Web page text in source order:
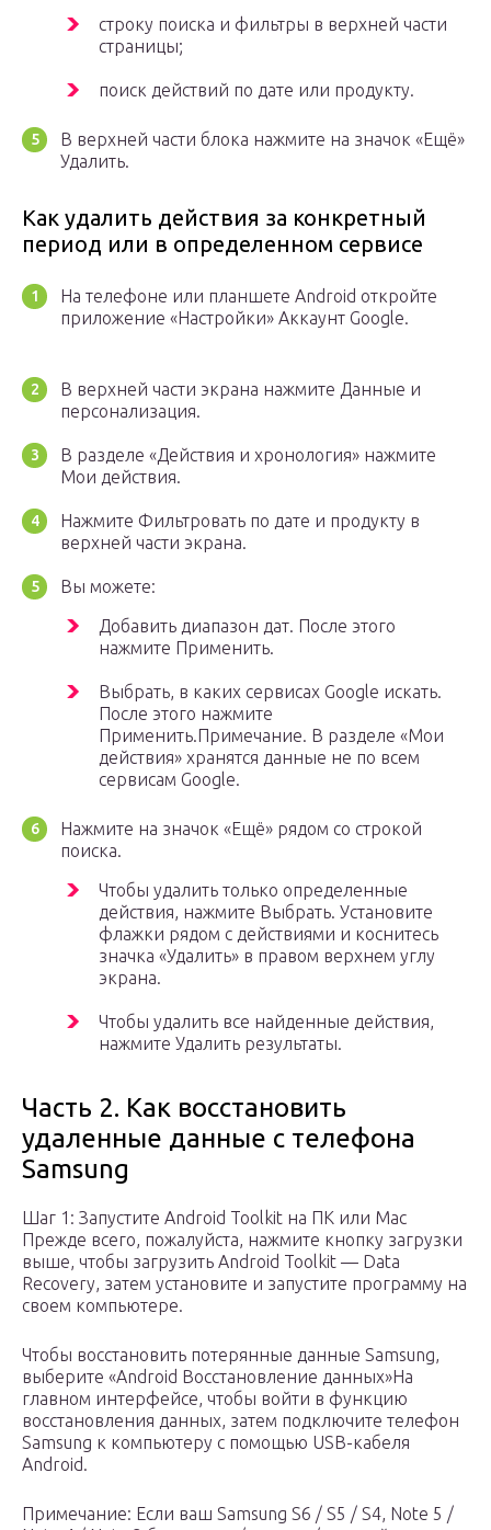
строку поиска и фильтры в верхней части
страницы;
поиск действий по дате или продукту.
В верхней части блока нажмите на значок «Ещё»
Удалить.
Как удалить действия за конкретный
период или в определенном сервисе
На телефоне или планшете Android откройте
приложение «Настройки» Аккаунт Google.
В верхней части экрана нажмите Данные и
персонализация.
В разделе «Действия и хронология» нажмите
Мои действия.
Нажмите Фильтровать по дате и продукту в
верхней части экрана.
Вы можете:
Добавить диапазон дат. После этого
нажмите Применить.
Выбрать, в каких сервисах Google искать.
После этого нажмите
Применить.Примечание. В разделе «Мои
действия» хранятся данные не по всем
сервисам Google.
Нажмите на значок «Ещё» рядом со строкой
поиска.
Чтобы удалить только определенные
действия, нажмите Выбрать. Установите
флажки рядом с действиями и коснитесь
значка «Удалить» в правом верхнем углу
экрана.
Чтобы удалить все найденные действия,
нажмите Удалить результаты.
Часть 2. Как восстановить
удаленные данные с телефона
Samsung
Шаг 1: Запустите Android Toolkit на ПК или Mac
Прежде всего, пожалуйста, нажмите кнопку загрузки
выше, чтобы загрузить Android Toolkit — Data
Recovery, затем установите и запустите программу на
своем компьютере.
Чтобы восстановить потерянные данные Samsung,
выберите «Android Восстановление данных»На
главном интерфейсе, чтобы войти в функцию
восстановления данных, затем подключите телефон
Samsung к компьютеру с помощью USB-кабеля
Android.
Примечание: Если ваш Samsung S6 / S5 / S4, Note 5 /